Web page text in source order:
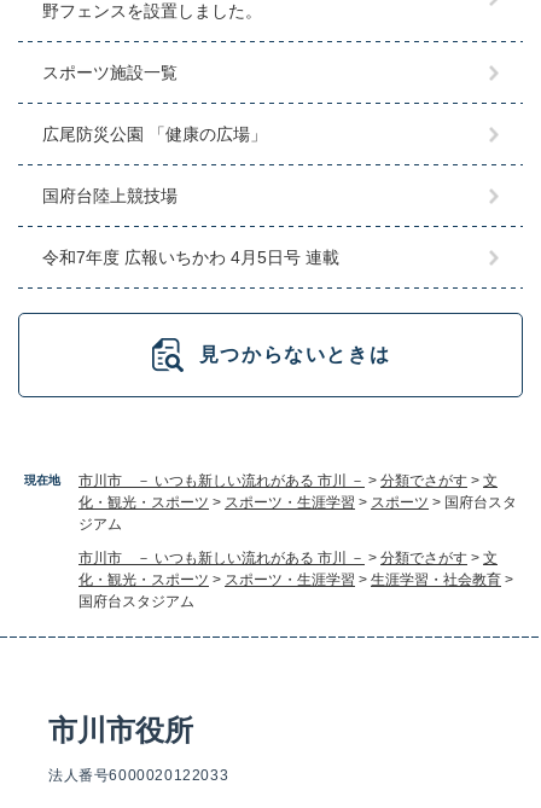
現在地 市川市 － いつも新しい流れがある 市川 － > 分類でさがす > 文
化・観光・スポーツ > スポーツ・生涯学習 > スポーツ > 国府台スタ
ジアム
市川市 － いつも新しい流れがある 市川 － > 分類でさがす > 文
化・観光・スポーツ > スポーツ・生涯学習 > 生涯学習・社会教育 >
国府台スタジアム
野フェンスを設置しました。
スポーツ施設一覧
広尾防災公園 「健康の広場」
国府台陸上競技場
令和7年度 広報いちかわ 4月5日号 連載
見つからないときは
市川市役所
法人番号6000020122033